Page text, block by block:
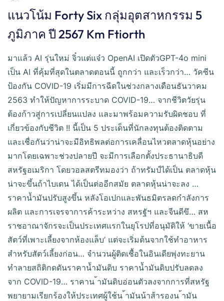
แนวโน้ม Forty Six กลุ่มอุตสาหกรรม 5
ภูมิภาค ปี 2567 Km Ftiorth
มาแล้ว AI รุ่นใหม่ จิ๋วแต่แจ๋ว OpenAI เปิดตัวGPT-4o mini
เป็น AI ที่คุ้มที่สุดในตลาดตอนนี้ ถูกกว่า และเร็วกว่า… วัคซีน
ป้องกัน COVID-19 เริ่มมีการฉีดในช่วงกลางเดือนธันวาคม
2563 ทำให้ปัญหาการระบาด COVID-19… จากชีวิตวัยรุ่น
ต้องก้าวสู่การเปลี่ยนแปลง และมาพร้อมความรับผิดชอบ ที่
เกี่ยวข้องกับชีวิต !! นี้เป็น 5 ประเด็นที่นักลงทุนต้องติดตาม
และเชื่อกันว่าน่าจะมีอิทธิพลต่อการเคลื่อนไหวตลาดหุ้นอย่าง
มากโดยเฉพาะช่วงปลายปี จะมีการเลือกตั้งประธานาธิบดี
สหรัฐอเมริกา โดยวอลสตรีทมองว่า ถ้าทรัมป์ได้เป็น ตลาดหุ้น
น่าจะขึ้นถ้าไบเดน ได้เป็นต่ออีกสมัย ตลาดหุ้นน่าจะลง …
ราคาน้ำมันปรับสูงขึ้น หลังโอเปกและพันธมิตรลดกำลังการ
ผลิต และการเจรจาการค้าระหว่าง สหรฐัฯ และจีนดีขึ… สห
ราชอาณาจักรจะเป็นประเทศแรกในยุโรปที่อนุมัติให้ ‘ขายเนื้อ
สัตว์ที่เพาะเลี้ยงจากห้องแล็บ’ แต่จะเริ่มต้นจากใช้ทำอาหาร
สำหรับสัตว์เลี้ยงก่อน… จำนวนผู้ติดเชื้อในอินเดียพุ่งทะยาน
ทำลายสถิติกดดันราคาน้ำมันดิบ ราคาน้ำมันดิบปรับลดลง
จาก COVID-19… ราคาน ้ามันดิบอ่อนตัวลงจากการที่สหรัฐ
พยายามเรียกร้องให้ประเทศผู้ใช้น ้ามันน้าส้ารองน ้ามัน